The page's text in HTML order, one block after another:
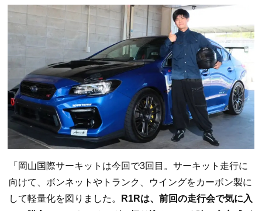
「岡山国際サーキットは今回で3回目。サーキット走行に
向けて、ボンネットやトランク、ウイングをカーボン製に
して軽量化を図りました。
R1Rは、前回の走行会で気に入